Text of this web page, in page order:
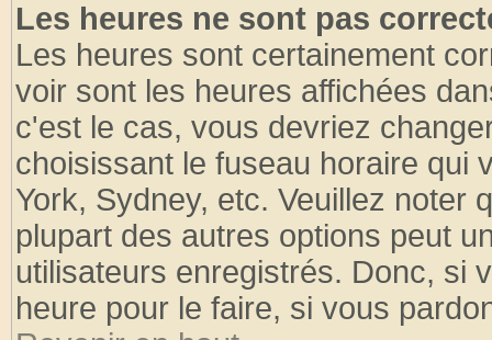
Les heures ne sont pas
Les heures sont certainement
voir sont les heures affichées
c'est le cas, vous devriez
choisissant le fuseau horaire qui
York, Sydney, etc. Veuillez noter
plupart des autres options peut
utilisateurs enregistrés. Donc, si
heure pour le faire, si vous